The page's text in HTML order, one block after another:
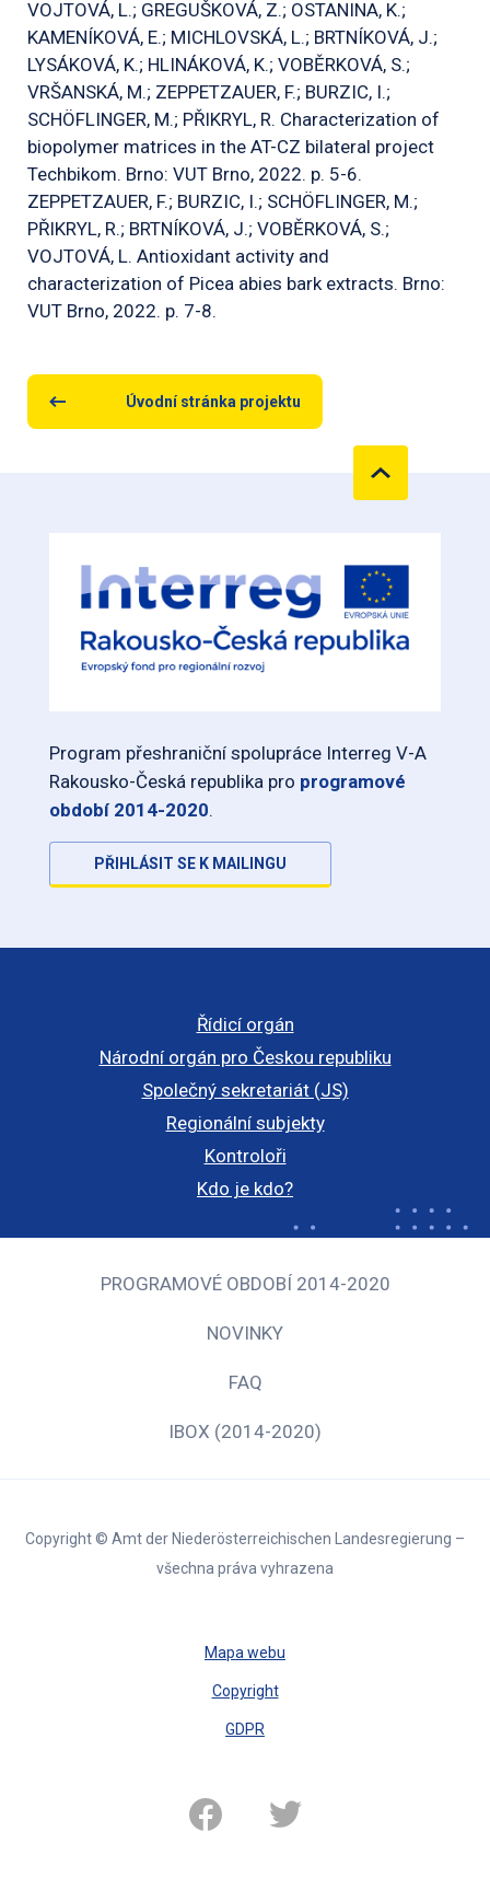
VOJTOVÁ, L.; GREGUŠKOVÁ, Z.; OSTANINA, K.;
KAMENÍKOVÁ, E.; MICHLOVSKÁ, L.; BRTNÍKOVÁ, J.;
LYSÁKOVÁ, K.; HLINÁKOVÁ, K.; VOBĚRKOVÁ, S.;
VRŠANSKÁ, M.; ZEPPETZAUER, F.; BURZIC, I.;
SCHÖFLINGER, M.; PŘIKRYL, R. Characterization of
biopolymer matrices in the AT-CZ bilateral project
Techbikom. Brno: VUT Brno, 2022. p. 5-6.
ZEPPETZAUER, F.; BURZIC, I.; SCHÖFLINGER, M.;
PŘIKRYL, R.; BRTNÍKOVÁ, J.; VOBĚRKOVÁ, S.;
VOJTOVÁ, L. Antioxidant activity and
characterization of Picea abies bark extracts. Brno:
VUT Brno, 2022. p. 7-8.
Úvodní stránka projektu
Program přeshraniční spolupráce Interreg V-A
Rakousko-Česká republika pro programové
období 2014-2020.
PŘIHLÁSIT SE K MAILINGU
Řídicí orgán
Národní orgán pro Českou republiku
Společný sekretariát (JS)
Regionální subjekty
Kontroloři
Kdo je kdo?
PROGRAMOVÉ OBDOBÍ 2014-2020
NOVINKY
FAQ
IBOX (2014-2020)
Copyright © Amt der Niederösterreichischen Landesregierung –
všechna práva vyhrazena
Mapa webu
Copyright
GDPR